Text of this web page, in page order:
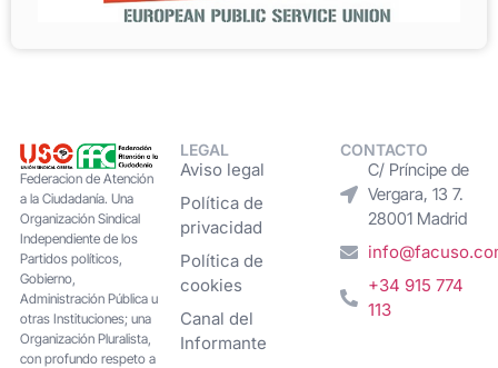
Federacion de Atención
a la Ciudadanía. Una
Organización Sindical
Independiente de los
Partidos políticos,
Gobierno,
Administración Pública u
otras Instituciones; una
Organización Pluralista,
con profundo respeto a
LEGAL
Aviso legal
Política de
privacidad
Política de
cookies
Canal del
Informante
CONTACTO
C/ Príncipe de
Vergara, 13 7.
28001 Madrid
+34 915 774
113